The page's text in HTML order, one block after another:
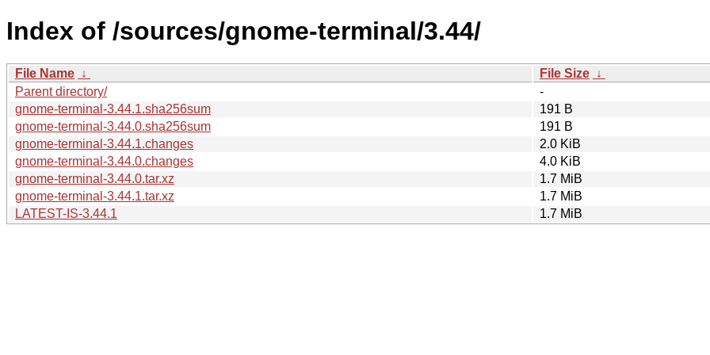
Index of /sources/gnome-terminal/3.44/
File Name ↓ File Size ↓
Parent directory/
-
gnome-terminal-3.44.1.sha256sum
191 B
gnome-terminal-3.44.0.sha256sum
191 B
gnome-terminal-3.44.1.changes
2.0 KiB
gnome-terminal-3.44.0.changes
4.0 KiB
gnome-terminal-3.44.0.tar.xz
1.7 MiB
gnome-terminal-3.44.1.tar.xz
1.7 MiB
LATEST-IS-3.44.1
1.7 MiB